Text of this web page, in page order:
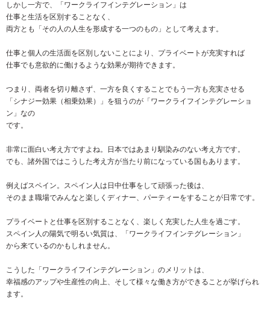
しかし一方で、「ワークライフインテグレーション」は
仕事と生活を区別することなく、
両方とも「その人の人生を形成する一つのもの」として考えます。
仕事と個人の生活面を区別しないことにより、プライベートが充実すれば
仕事でも意欲的に働けるような効果が期待できます。
つまり、両者を切り離さず、一方を良くすることでもう一方も充実させる
「シナジー効果（相乗効果）」を狙うのが「ワークライフインテグレーショ
ン」なの
です。
非常に面白い考え方ですよね。日本ではあまり馴染みのない考え方です。
でも、諸外国ではこうした考え方が当たり前になっている国もあります。
例えばスペイン。スペイン人は日中仕事をして頑張った後は、
そのまま職場でみんなと楽しくディナー、パーティーをすることが日常です。
プライベートと仕事を区別することなく、楽しく充実した人生を過ごす。
スペイン人の陽気で明るい気質は、「ワークライフインテグレーション」
から来ているのかもしれません。
こうした「ワークライフインテグレーション」のメリットは、
幸福感のアップや生産性の向上、そして様々な働き方ができることが挙げられ
ます。